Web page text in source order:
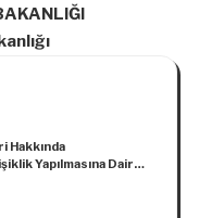
Hakkında
Yapılmasına Dair